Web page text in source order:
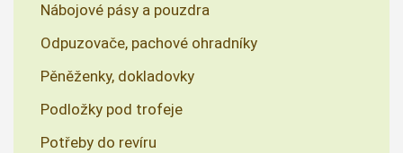
Nábojové pásy a pouzdra
Odpuzovače, pachové ohradníky
Pěněženky, dokladovky
Podložky pod trofeje
Potřeby do revíru